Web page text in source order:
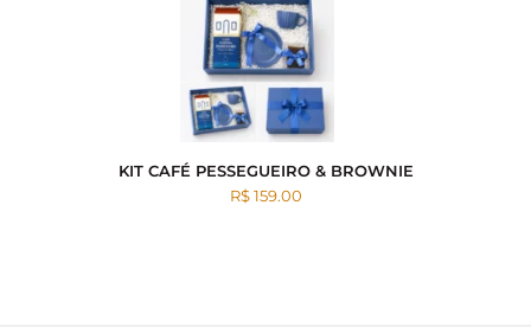
KIT CAFÉ PESSEGUEIRO & BROWNIE
R$ 159.00